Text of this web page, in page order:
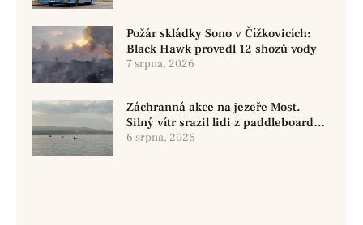
Požár skládky Sono v Čížkovicích:
Black Hawk provedl 12 shozů vody
7 srpna, 2026
Záchranná akce na jezeře Most.
Silný vítr srazil lidi z paddleboardů,
dvě osoby se pohřešují
6 srpna, 2026